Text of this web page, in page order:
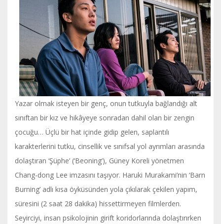
Yazar olmak isteyen bir genç, onun tutkuyla bağlandığı alt
sınıftan bir kız ve hikâyeye sonradan dahil olan bir zengin
çocuğu… Üçlü bir hat içinde gidip gelen, saplantılı
karakterlerini tutku, cinsellik ve sınıfsal yol ayrımları arasında
dolaştıran ‘Şüphe’ (‘Beoning’), Güney Koreli yönetmen
Chang-dong Lee imzasını taşıyor. Haruki Murakami’nin ‘Barn
Burning’ adlı kısa öyküsünden yola çıkılarak çekilen yapım,
süresini (2 saat 28 dakika) hissettirmeyen filmlerden.
Seyirciyi, insan psikolojinin girift koridorlarında dolaştırırken